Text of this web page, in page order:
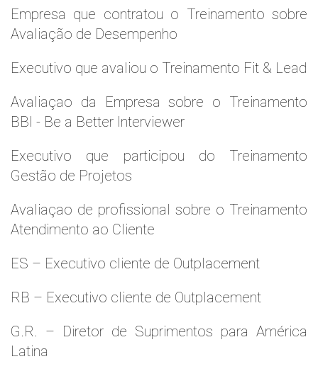
Empresa que contratou o Treinamento sobre
Avaliação de Desempenho
Executivo que avaliou o Treinamento Fit & Lead
Avaliaçao da Empresa sobre o Treinamento
BBI - Be a Better Interviewer
Executivo que participou do Treinamento
Gestão de Projetos
Avaliaçao de profissional sobre o Treinamento
Atendimento ao Cliente
ES – Executivo cliente de Outplacement
RB – Executivo cliente de Outplacement
G.R. – Diretor de Suprimentos para América
Latina